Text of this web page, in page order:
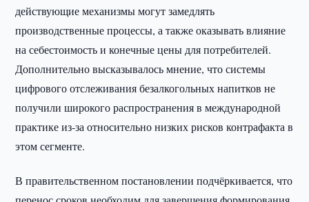
действующие механизмы могут замедлять
производственные процессы, а также оказывать влияние
на себестоимость и конечные цены для потребителей.
Дополнительно высказывалось мнение, что системы
цифрового отслеживания безалкогольных напитков не
получили широкого распространения в международной
практике из-за относительно низких рисков контрафакта в
этом сегменте.
В правительственном постановлении подчёркивается, что